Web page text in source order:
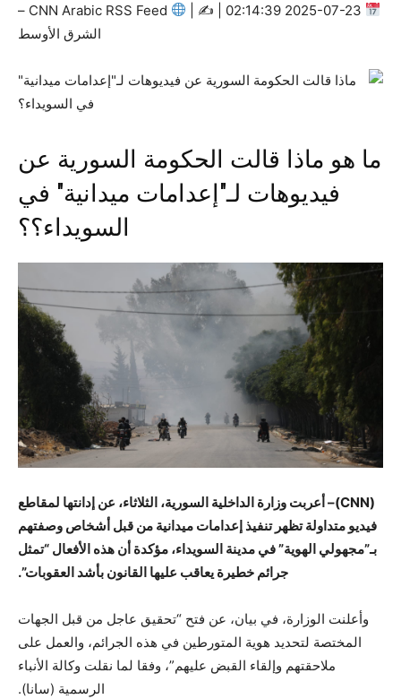
CNN Arabic RSS Feed –
الشرق الأوسط
ما هو ماذا قالت الحكومة السورية عن
فيديوهات لـ"إعدامات ميدانية" في
السويداء؟؟
(
CNN
)– أعربت وزارة الداخلية السورية، الثلاثاء، عن إدانتها لمقاطع
فيديو متداولة تظهر تنفيذ إعدامات ميدانية من قبل أشخاص وصفتهم
بـ”مجهولي الهوية” في مدينة السويداء، مؤكدة أن هذه الأفعال “تمثل
جرائم خطيرة يعاقب عليها القانون بأشد العقوبات”.
وأعلنت الوزارة، في بيان، عن فتح “تحقيق عاجل من قبل الجهات
المختصة لتحديد هوية المتورطين في هذه الجرائم، والعمل على
ملاحقتهم وإلقاء القبض عليهم”، وفقا لما نقلت وكالة الأنباء
الرسمية (سانا).